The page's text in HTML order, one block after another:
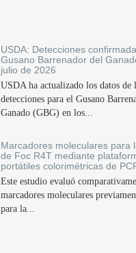
USDA: Detecciones
Gusano Barrenador del
julio de 2026
USDA ha actualizado los datos de
detecciones para el Gusano
Ganado (GBG) en los...
Marcadores moleculares para
de Foc R4T mediante
portátiles colorimétricas de
Este estudio evaluó
marcadores moleculares
para la...